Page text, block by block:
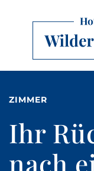
ZIMMER
Ihr
nach